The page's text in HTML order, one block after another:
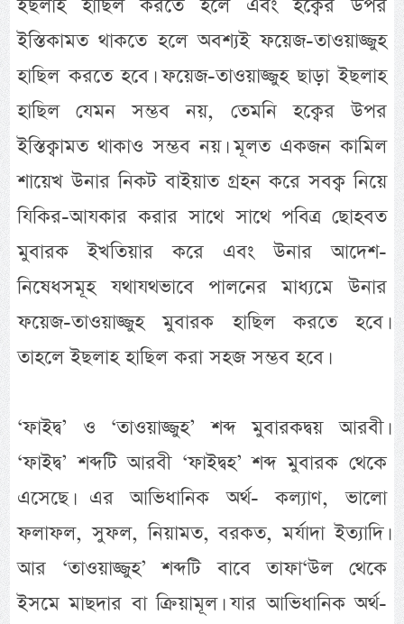
ইছলাহ হাছিল করতে হলে এবং হক্বের উপর
ইস্তিকামত থাকতে হলে অবশ্যই ফয়েজ-তাওয়াজ্জুহ
হাছিল করতে হবে। ফয়েজ-তাওয়াজ্জুহ ছাড়া ইছলাহ
হাছিল যেমন সম্ভব নয়, তেমনি হক্বের উপর
ইস্তিক্বামত থাকাও সম্ভব নয়। মূলত একজন কামিল
শায়েখ উনার নিকট বাইয়াত গ্রহন করে সবক্ব নিয়ে
যিকির-আযকার করার সাথে সাথে পবিত্র ছোহবত
মুবারক ইখতিয়ার করে এবং উনার আদেশ-
নিষেধসমূহ যথাযথভাবে পালনের মাধ্যমে উনার
ফয়েজ-তাওয়াজ্জুহ মুবারক হাছিল করতে হবে।
তাহলে ইছলাহ হাছিল করা সহজ সম্ভব হবে।
‘ফাইদ্ব’ ও ‘তাওয়াজ্জুহ’ শব্দ মুবারকদ্বয় আরবী।
‘ফাইদ্ব’ শব্দটি আরবী ‘ফাইদ্বহ’ শব্দ মুবারক থেকে
এসেছে। এর আভিধানিক অর্থ- কল্যাণ, ভালো
ফলাফল, সুফল, নিয়ামত, বরকত, মর্যাদা ইত্যাদি।
আর ‘তাওয়াজ্জুহ’ শব্দটি বাবে তাফা‘উল থেকে
ইসমে মাছদার বা ক্রিয়ামূল। যার আভিধানিক অর্থ-